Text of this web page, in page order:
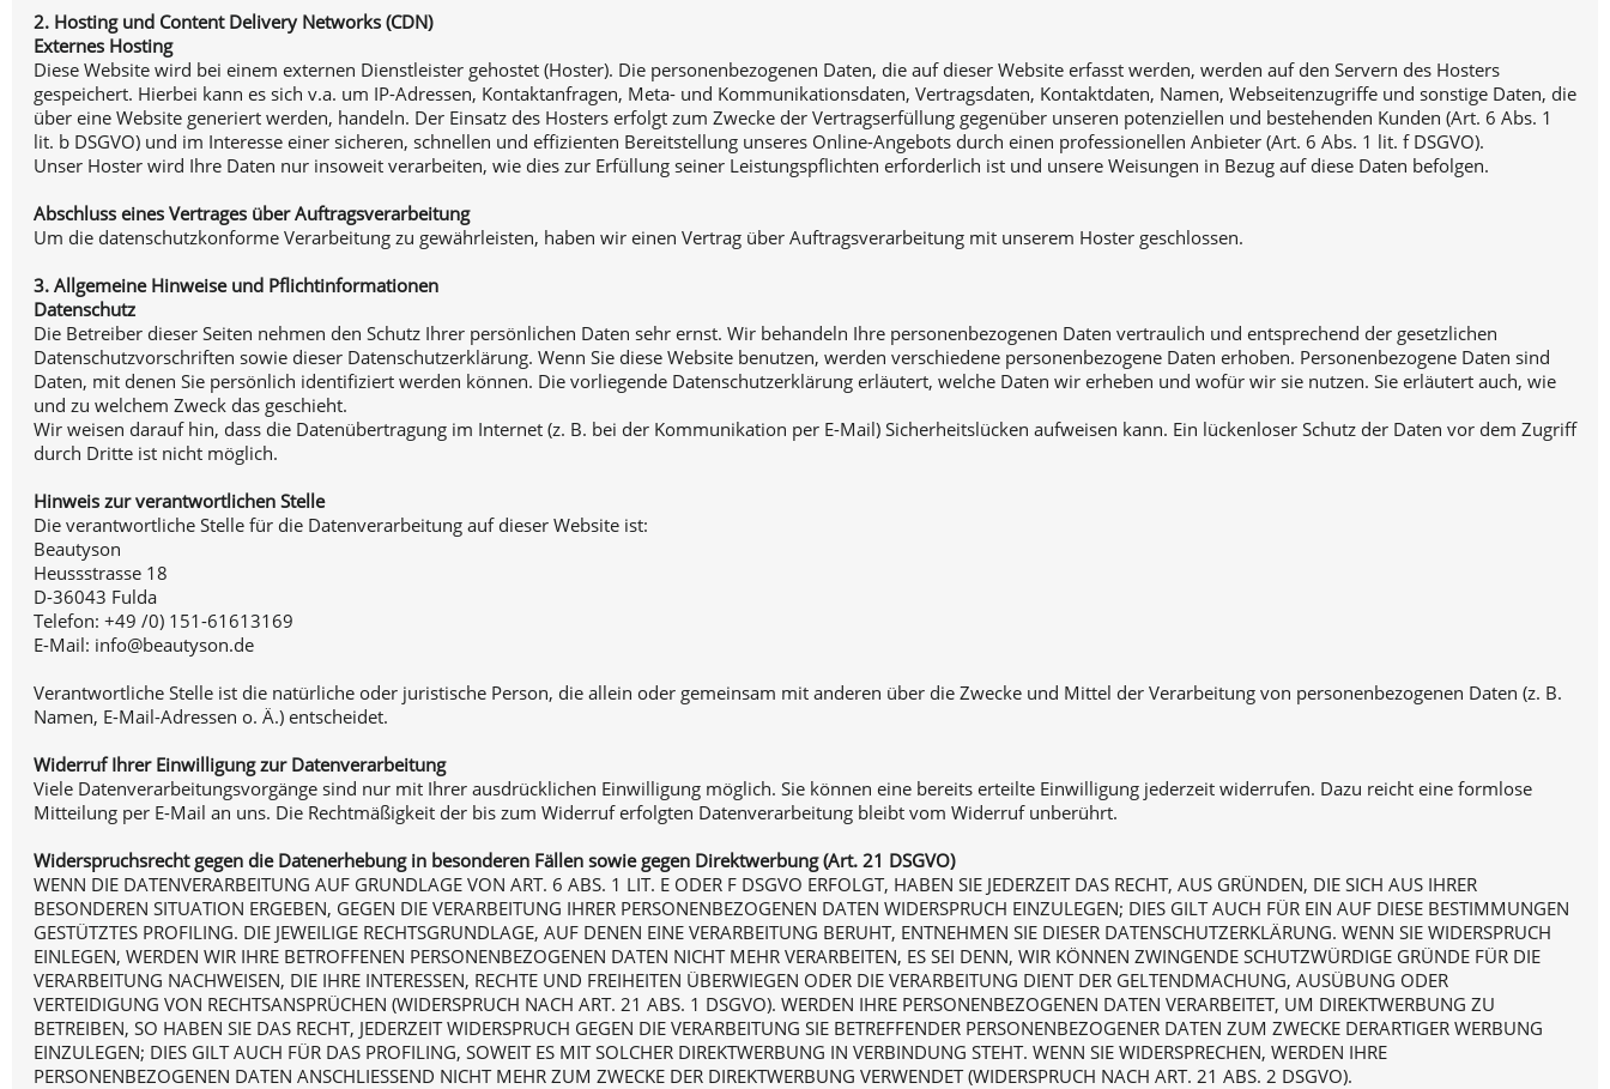
2. Hosting und Content Delivery Networks (CDN)
Externes Hosting
Diese Website wird bei einem externen Dienstleister gehostet (Hoster). Die personenbezogenen Daten, die auf dieser Website erfasst werden, werden auf den Servern des Hosters
gespeichert. Hierbei kann es sich v.a. um IP-Adressen, Kontaktanfragen, Meta- und Kommunikationsdaten, Vertragsdaten, Kontaktdaten, Namen, Webseitenzugriffe und sonstige Daten, die
über eine Website generiert werden, handeln. Der Einsatz des Hosters erfolgt zum Zwecke der Vertragserfüllung gegenüber unseren potenziellen und bestehenden Kunden (Art. 6 Abs. 1
lit. b DSGVO) und im Interesse einer sicheren, schnellen und effizienten Bereitstellung unseres Online-Angebots durch einen professionellen Anbieter (Art. 6 Abs. 1 lit. f DSGVO).
Unser Hoster wird Ihre Daten nur insoweit verarbeiten, wie dies zur Erfüllung seiner Leistungspflichten erforderlich ist und unsere Weisungen in Bezug auf diese Daten befolgen.
Abschluss eines Vertrages über Auftragsverarbeitung
Um die datenschutzkonforme Verarbeitung zu gewährleisten, haben wir einen Vertrag über Auftragsverarbeitung mit unserem Hoster geschlossen.
3. Allgemeine Hinweise und Pflichtinformationen
Datenschutz
Die Betreiber dieser Seiten nehmen den Schutz Ihrer persönlichen Daten sehr ernst. Wir behandeln Ihre personenbezogenen Daten vertraulich und entsprechend der gesetzlichen
Datenschutzvorschriften sowie dieser Datenschutzerklärung. Wenn Sie diese Website benutzen, werden verschiedene personenbezogene Daten erhoben. Personenbezogene Daten sind
Daten, mit denen Sie persönlich identifiziert werden können. Die vorliegende Datenschutzerklärung erläutert, welche Daten wir erheben und wofür wir sie nutzen. Sie erläutert auch, wie
und zu welchem Zweck das geschieht.
Wir weisen darauf hin, dass die Datenübertragung im Internet (z. B. bei der Kommunikation per E-Mail) Sicherheitslücken aufweisen kann. Ein lückenloser Schutz der Daten vor dem Zugriff
durch Dritte ist nicht möglich.
Hinweis zur verantwortlichen Stelle
Die verantwortliche Stelle für die Datenverarbeitung auf dieser Website ist:
Beautyson
Heussstrasse 18
D-36043 Fulda
Telefon: +49 /0) 151-61613169
E-Mail: info@beautyson.de
Verantwortliche Stelle ist die natürliche oder juristische Person, die allein oder gemeinsam mit anderen über die Zwecke und Mittel der Verarbeitung von personenbezogenen Daten (z. B.
Namen, E-Mail-Adressen o. Ä.) entscheidet.
Widerruf Ihrer Einwilligung zur Datenverarbeitung
Viele Datenverarbeitungsvorgänge sind nur mit Ihrer ausdrücklichen Einwilligung möglich. Sie können eine bereits erteilte Einwilligung jederzeit widerrufen. Dazu reicht eine formlose
Mitteilung per E-Mail an uns. Die Rechtmäßigkeit der bis zum Widerruf erfolgten Datenverarbeitung bleibt vom Widerruf unberührt.
Widerspruchsrecht gegen die Datenerhebung in besonderen Fällen sowie gegen Direktwerbung (Art. 21 DSGVO)
WENN DIE DATENVERARBEITUNG AUF GRUNDLAGE VON ART. 6 ABS. 1 LIT. E ODER F DSGVO ERFOLGT, HABEN SIE JEDERZEIT DAS RECHT, AUS GRÜNDEN, DIE SICH AUS IHRER
BESONDEREN SITUATION ERGEBEN, GEGEN DIE VERARBEITUNG IHRER PERSONENBEZOGENEN DATEN WIDERSPRUCH EINZULEGEN; DIES GILT AUCH FÜR EIN AUF DIESE BESTIMMUNGEN
GESTÜTZTES PROFILING. DIE JEWEILIGE RECHTSGRUNDLAGE, AUF DENEN EINE VERARBEITUNG BERUHT, ENTNEHMEN SIE DIESER DATENSCHUTZERKLÄRUNG. WENN SIE WIDERSPRUCH
EINLEGEN, WERDEN WIR IHRE BETROFFENEN PERSONENBEZOGENEN DATEN NICHT MEHR VERARBEITEN, ES SEI DENN, WIR KÖNNEN ZWINGENDE SCHUTZWÜRDIGE GRÜNDE FÜR DIE
VERARBEITUNG NACHWEISEN, DIE IHRE INTERESSEN, RECHTE UND FREIHEITEN ÜBERWIEGEN ODER DIE VERARBEITUNG DIENT DER GELTENDMACHUNG, AUSÜBUNG ODER
VERTEIDIGUNG VON RECHTSANSPRÜCHEN (WIDERSPRUCH NACH ART. 21 ABS. 1 DSGVO). WERDEN IHRE PERSONENBEZOGENEN DATEN VERARBEITET, UM DIREKTWERBUNG ZU
BETREIBEN, SO HABEN SIE DAS RECHT, JEDERZEIT WIDERSPRUCH GEGEN DIE VERARBEITUNG SIE BETREFFENDER PERSONENBEZOGENER DATEN ZUM ZWECKE DERARTIGER WERBUNG
EINZULEGEN; DIES GILT AUCH FÜR DAS PROFILING, SOWEIT ES MIT SOLCHER DIREKTWERBUNG IN VERBINDUNG STEHT. WENN SIE WIDERSPRECHEN, WERDEN IHRE
PERSONENBEZOGENEN DATEN ANSCHLIESSEND NICHT MEHR ZUM ZWECKE DER DIREKTWERBUNG VERWENDET (WIDERSPRUCH NACH ART. 21 ABS. 2 DSGVO).